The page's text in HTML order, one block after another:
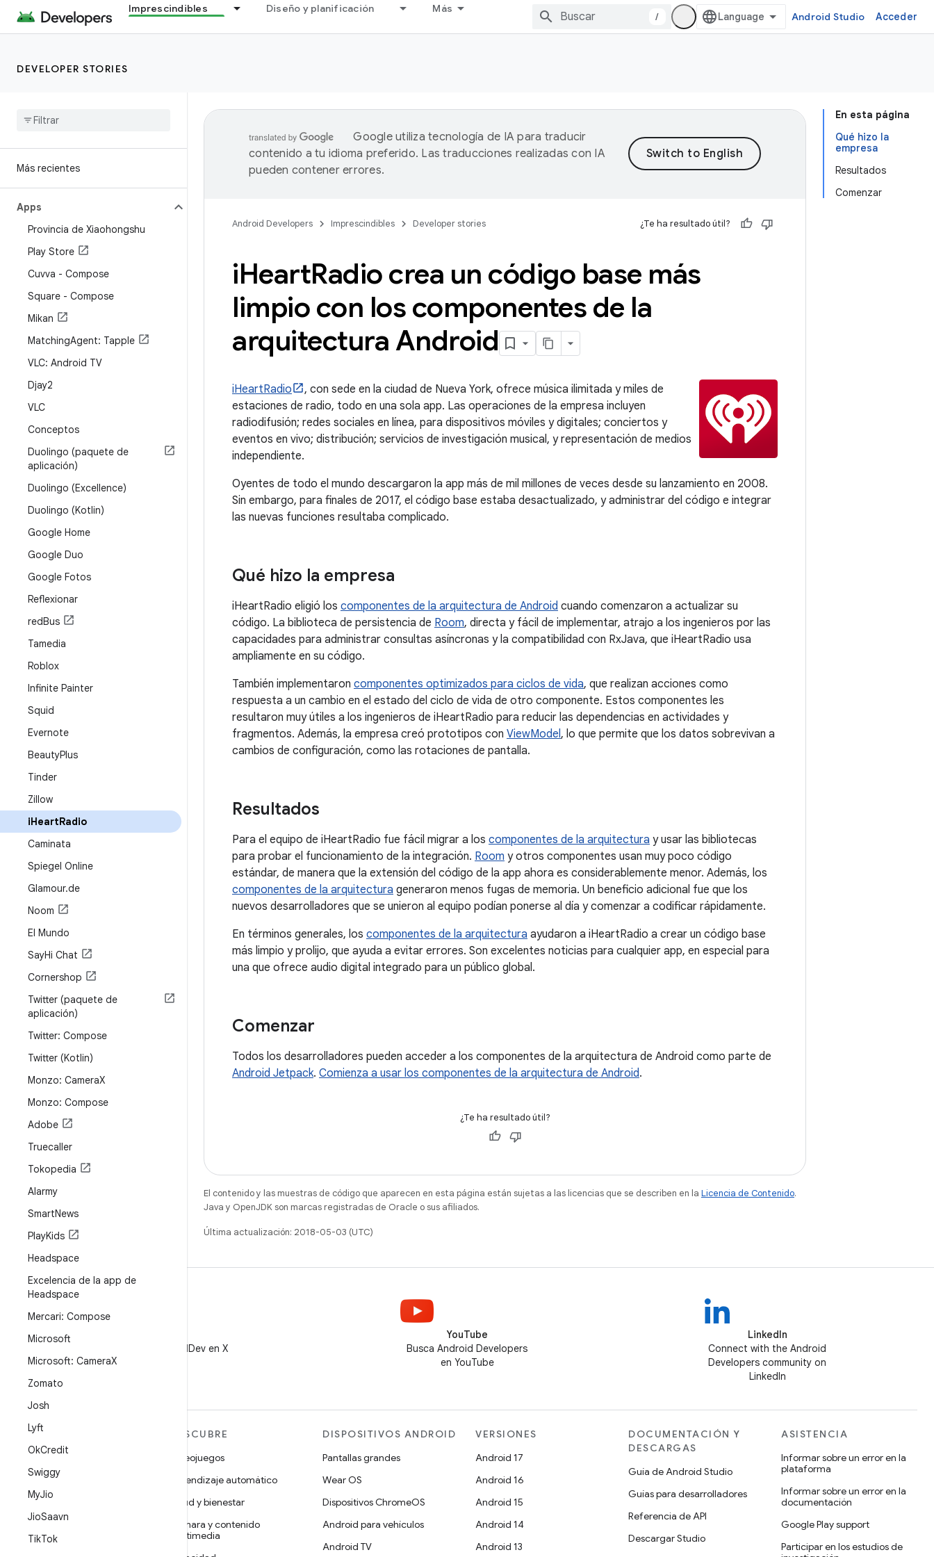
Imprescindibles Diseño y planificación Más
/ Android Studio Acceder
DEVELOPER STORIES
Más recientes
Apps
Provincia de Xiaohongshu
Play Store
Cuvva - Compose
Square - Compose
Mikan
MatchingAgent: Tapple
VLC: Android TV
Djay2
VLC
Conceptos
Duolingo (paquete de
aplicación)
Duolingo (Excellence)
Duolingo (Kotlin)
Google Home
Google Duo
Google Fotos
Reflexionar
redBus
Tamedia
Roblox
Infinite Painter
Squid
Evernote
BeautyPlus
Tinder
Zillow
iHeartRadio
Caminata
Spiegel Online
Glamour.de
Noom
El Mundo
SayHi Chat
Cornershop
Twitter (paquete de
aplicación)
Twitter: Compose
Twitter (Kotlin)
Monzo: CameraX
Monzo: Compose
Adobe
Truecaller
Tokopedia
Alarmy
SmartNews
PlayKids
Headspace
Excelencia de la app de
Headspace
Mercari: Compose
Microsoft
Microsoft: CameraX
Zomato
Josh
Lyft
OkCredit
Swiggy
MyJio
JioSaavn
TikTok
En esta página
Qué hizo la
empresa
Resultados
Comenzar
Google utiliza tecnología de IA para traducir
contenido a tu idioma preferido. Las traducciones realizadas con IA
pueden contener errores.
Android Developers Imprescindibles Developer stories ¿Te ha resultado útil?
iHeartRadio crea un código base más
limpio con los componentes de la
arquitectura Android
iHeartRadio
, con sede en la ciudad de Nueva York, ofrece música ilimitada y miles de
estaciones de radio, todo en una sola app. Las operaciones de la empresa incluyen
radiodifusión; redes sociales en línea, para dispositivos móviles y digitales; conciertos y
eventos en vivo; distribución; servicios de investigación musical, y representación de medios
independiente.
Oyentes de todo el mundo descargaron la app más de mil millones de veces desde su lanzamiento en 2008.
Sin embargo, para finales de 2017, el código base estaba desactualizado, y administrar del código e integrar
las nuevas funciones resultaba complicado.
Qué hizo la empresa
iHeartRadio eligió los componentes de la arquitectura de Android cuando comenzaron a actualizar su
código. La biblioteca de persistencia de Room, directa y fácil de implementar, atrajo a los ingenieros por las
capacidades para administrar consultas asíncronas y la compatibilidad con RxJava, que iHeartRadio usa
ampliamente en su código.
También implementaron componentes optimizados para ciclos de vida, que realizan acciones como
respuesta a un cambio en el estado del ciclo de vida de otro componente. Estos componentes les
resultaron muy útiles a los ingenieros de iHeartRadio para reducir las dependencias en actividades y
fragmentos. Además, la empresa creó prototipos con ViewModel, lo que permite que los datos sobrevivan a
cambios de configuración, como las rotaciones de pantalla.
Resultados
Para el equipo de iHeartRadio fue fácil migrar a los componentes de la arquitectura y usar las bibliotecas
para probar el funcionamiento de la integración. Room y otros componentes usan muy poco código
estándar, de manera que la extensión del código de la app ahora es considerablemente menor. Además, los
componentes de la arquitectura generaron menos fugas de memoria. Un beneficio adicional fue que los
nuevos desarrolladores que se unieron al equipo podían ponerse al día y comenzar a codificar rápidamente.
En términos generales, los componentes de la arquitectura ayudaron a iHeartRadio a crear un código base
más limpio y prolijo, que ayuda a evitar errores. Son excelentes noticias para cualquier app, en especial para
una que ofrece audio digital integrado para un público global.
Comenzar
Todos los desarrolladores pueden acceder a los componentes de la arquitectura de Android como parte de
Android Jetpack. Comienza a usar los componentes de la arquitectura de Android.
¿Te ha resultado útil?
El contenido y las muestras de código que aparecen en esta página están sujetas a las licencias que se describen en la Licencia de Contenido.
Java y OpenJDK son marcas registradas de Oracle o sus afiliados.
Última actualización: 2018-05-03 (UTC)
Sigue a @AndroidDev en X
YouTube
Busca Android Developers
en YouTube
LinkedIn
Connect with the Android
Developers community on
LinkedIn
MÁS ANDROID
Android
Android para empresas
Seguridad
Código abierto
Noticias
DESCUBRE
Videojuegos
Aprendizaje automático
Salud y bienestar
Cámara y contenido
multimedia
DISPOSITIVOS ANDROID
Pantallas grandes
Wear OS
Dispositivos ChromeOS
Android para vehículos
Android TV
VERSIONES
Android 17
Android 16
Android 15
Android 14
Android 13
DOCUMENTACIÓN Y
DESCARGAS
Guía de Android Studio
Guías para desarrolladores
Referencia de API
Descargar Studio
ASISTENCIA
Informar sobre un error en la
plataforma
Informar sobre un error en la
documentación
Google Play support
Participar en los estudios de